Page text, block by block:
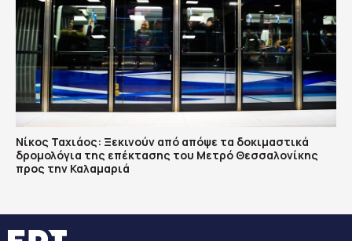
Νίκος Ταχιάος: Ξεκινούν από απόψε τα δοκιμαστικά
δρομολόγια της επέκτασης του Μετρό Θεσσαλονίκης
προς την Καλαμαριά